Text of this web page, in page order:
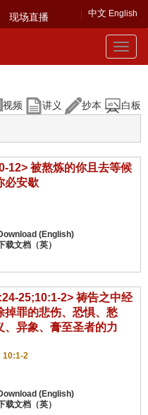
中文 English
现场直播
Toggle
视频 讲义 抄本 白板
12> 被熬炼的你且去等候
必安歇
25;10:1-2> 祷告之中经
掉罪的悲伤、恐惧、愁
、异象、膏至圣者的力
10:1-2